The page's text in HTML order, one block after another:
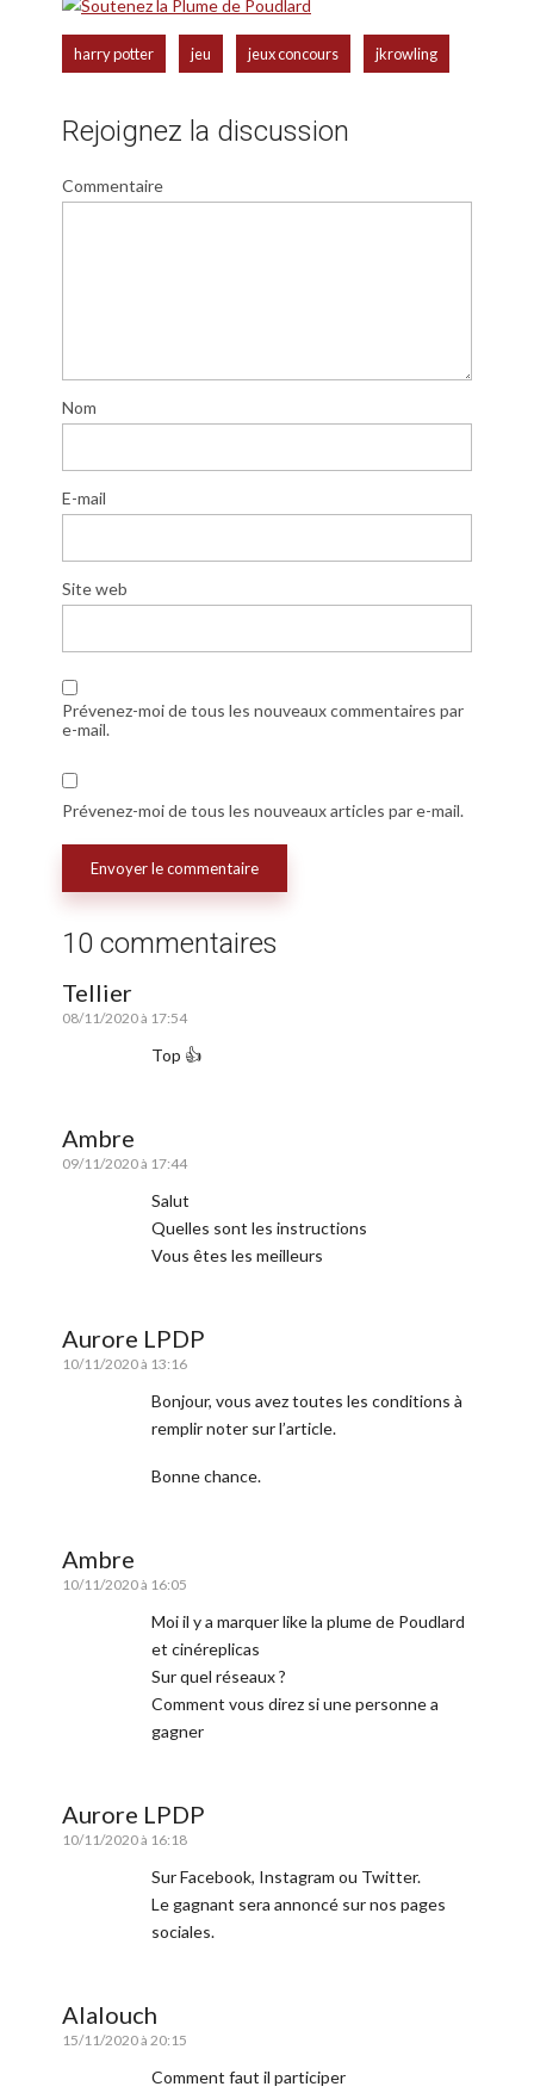
harry potter jeu jeux concours jkrowling
Rejoignez la discussion
Commentaire
Nom
E-mail
Site web
Prévenez-moi de tous les nouveaux commentaires par
e-mail.
Prévenez-moi de tous les nouveaux articles par e-mail.
10 commentaires
Tellier
08/11/2020 à 17:54
Top 👍
Ambre
09/11/2020 à 17:44
Salut
Quelles sont les instructions
Vous êtes les meilleurs
Aurore LPDP
10/11/2020 à 13:16
Bonjour, vous avez toutes les conditions à
remplir noter sur l’article.
Bonne chance.
Ambre
10/11/2020 à 16:05
Moi il y a marquer like la plume de Poudlard
et cinéreplicas
Sur quel réseaux ?
Comment vous direz si une personne a
gagner
Aurore LPDP
10/11/2020 à 16:18
Sur Facebook, Instagram ou Twitter.
Le gagnant sera annoncé sur nos pages
sociales.
Alalouch
15/11/2020 à 20:15
Comment faut il participer